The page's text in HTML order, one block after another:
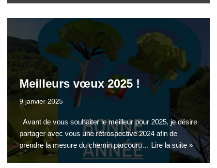
Meilleurs vœux 2025 !
9 janvier 2025
Avant de vous souhaiter le meilleur pour 2025, je désire
partager avec vous une rétrospective 2024 afin de
prendre la mesure du chemin parcouru… Lire la suite »